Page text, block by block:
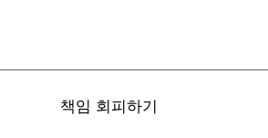
책임 회피하기